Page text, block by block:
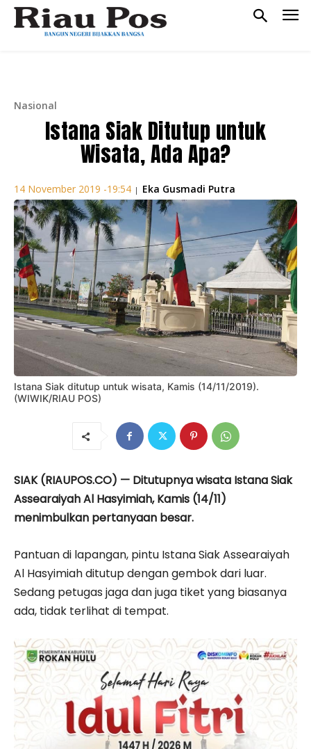
Nasional
Istana Siak Ditutup untuk
Wisata, Ada Apa?
14 November 2019 -19:54 | Eka Gusmadi Putra
Istana Siak ditutup untuk wisata, Kamis (14/11/2019).
(WIWIK/RIAU POS)
SIAK (RIAUPOS.CO) — Ditutupnya wisata Istana Siak
Assearaiyah Al Hasyimiah, Kamis (14/11)
menimbulkan pertanyaan besar.
Pantuan di lapangan, pintu Istana Siak Assearaiyah
Al Hasyimiah ditutup dengan gembok dari luar.
Sedang petugas jaga dan juga tiket yang biasanya
ada, tidak terlihat di tempat.